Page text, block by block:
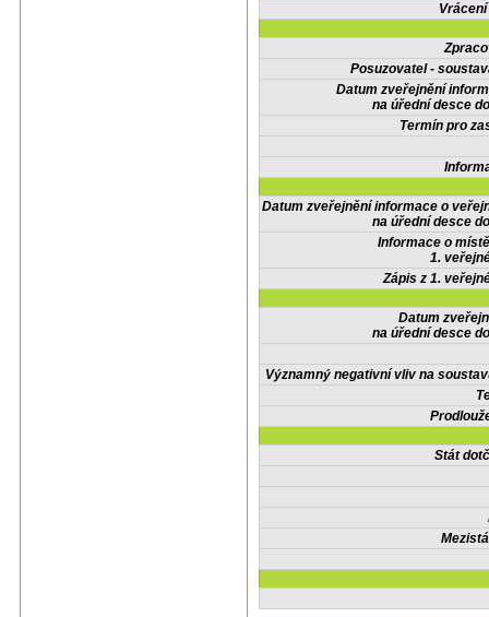
Posuzovatel -
Datum zveřejnění
na úřední desce
Termín pro
Datum zveřejnění informace o
na úřední desce
Informace o
1.
Zápis z 1.
Datum
na úřední desce
Významný negativní vliv na
Stát